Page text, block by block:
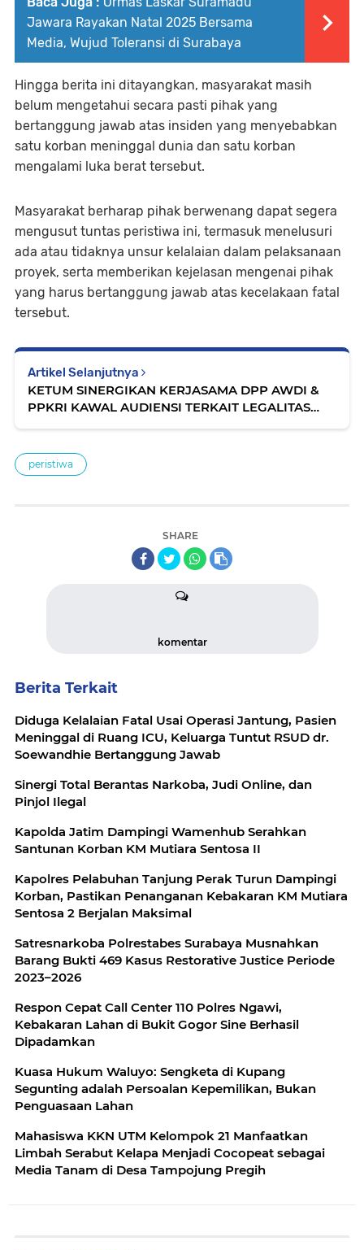
Jawara Rayakan Natal 2025 Bersama
Media, Wujud Toleransi di Surabaya
Hingga berita ini ditayangkan, masyarakat masih
belum mengetahui secara pasti pihak yang
bertanggung jawab atas insiden yang menyebabkan
satu korban meninggal dunia dan satu korban
mengalami luka berat tersebut.
Masyarakat berharap pihak berwenang dapat segera
mengusut tuntas peristiwa ini, termasuk menelusuri
ada atau tidaknya unsur kelalaian dalam pelaksanaan
proyek, serta memberikan kejelasan mengenai pihak
yang harus bertanggung jawab atas kecelakaan fatal
tersebut.
Artikel Selanjutnya
KETUM SINERGIKAN KERJASAMA DPP AWDI &
PPKRI KAWAL AUDIENSI TERKAIT LEGALITAS
peristiwa
SHARE
komentar
Berita Terkait
Diduga Kelalaian Fatal Usai Operasi Jantung, Pasien
Meninggal di Ruang ICU, Keluarga Tuntut RSUD dr.
Soewandhie Bertanggung Jawab
Sinergi Total Berantas Narkoba, Judi Online, dan
Pinjol Ilegal
Kapolda Jatim Dampingi Wamenhub Serahkan
Santunan Korban KM Mutiara Sentosa II
Kapolres Pelabuhan Tanjung Perak Turun Dampingi
Korban, Pastikan Penanganan Kebakaran KM Mutiara
Sentosa 2 Berjalan Maksimal
Satresnarkoba Polrestabes Surabaya Musnahkan
Barang Bukti 469 Kasus Restorative Justice Periode
2023–2026
Respon Cepat Call Center 110 Polres Ngawi,
Kebakaran Lahan di Bukit Gogor Sine Berhasil
Dipadamkan
Kuasa Hukum Waluyo: Sengketa di Kupang
Segunting adalah Persoalan Kepemilikan, Bukan
Penguasaan Lahan
Mahasiswa KKN UTM Kelompok 21 Manfaatkan
Limbah Serabut Kelapa Menjadi Cocopeat sebagai
Media Tanam di Desa Tampojung Pregih